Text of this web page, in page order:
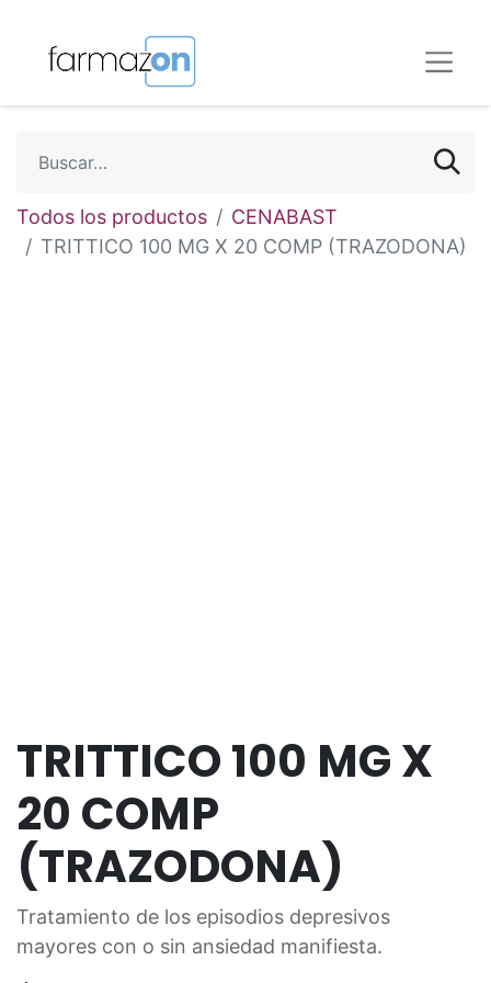
Todos los productos
CENABAST
TRITTICO 100 MG X 20 COMP (TRAZODONA)
TRITTICO 100 MG X
20 COMP
(TRAZODONA)
Tratamiento de los episodios depresivos
mayores con o sin ansiedad manifiesta.